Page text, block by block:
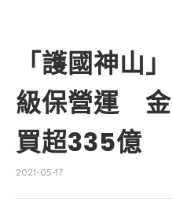
「護國神山
級保營運 金
買超335億
2021-05-17